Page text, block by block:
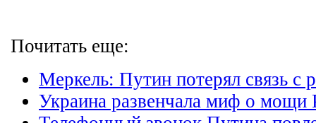
Почитать еще:
Меркель: Путин потерял связь с
Украина развенчала миф о мощи